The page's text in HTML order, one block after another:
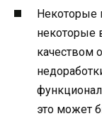
Некоторые
некоторые
качеством
это может